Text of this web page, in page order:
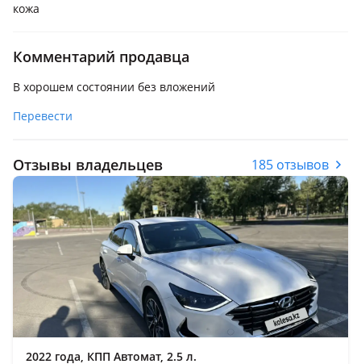
кожа
Комментарий продавца
В хорошем состоянии без вложений
Перевести
Отзывы владельцев 185 отзывов
2022 года, КПП Автомат, 2.5 л.